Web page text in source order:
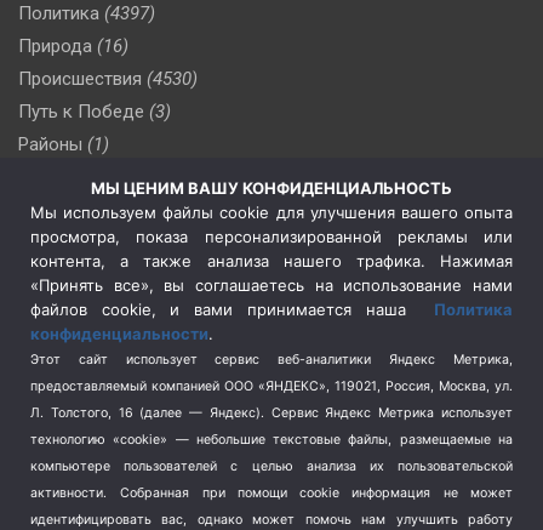
Политика (4397)
Природа (16)
Происшествия (4530)
Путь к Победе (3)
Районы (1)
(510)
Сельское хозяйство (3)
Социальная политика
(3)
Спецоперация в Украине
Спецоперация на Украине
(404)
Спорт (740)
Терроризм (1)
Транспорт (262)
Туризм (178)
Флот (76)
МЫ ЦЕНИМ ВАШУ КОНФИДЕНЦИАЛЬНОСТЬ
Мы используем файлы cookie для улучшения вашего опыта
просмотра, показа персонализированной рекламы или
контента, а также анализа нашего трафика. Нажимая
«Принять все», вы соглашаетесь на использование нами
файлов cookie, и вами принимается наша Политика
конфиденциальности.
Этот сайт использует сервис веб-аналитики Яндекс Метрика,
предоставляемый компанией ООО «ЯНДЕКС», 119021, Россия, Москва, ул.
Л. Толстого, 16 (далее — Яндекс). Сервис Яндекс Метрика использует
технологию «cookie» — небольшие текстовые файлы, размещаемые на
компьютере пользователей с целью анализа их пользовательской
активности.
Собранная при помощи cookie информация не может
идентифицировать вас, однако может помочь нам улучшить работу